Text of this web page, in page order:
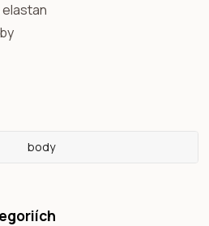
elastan
body